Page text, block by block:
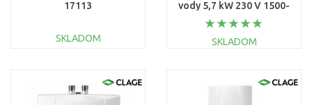
17113
SKLADOM
Porovnať
vody 5,7 kW 230 V 1500-
15006
SKLADOM